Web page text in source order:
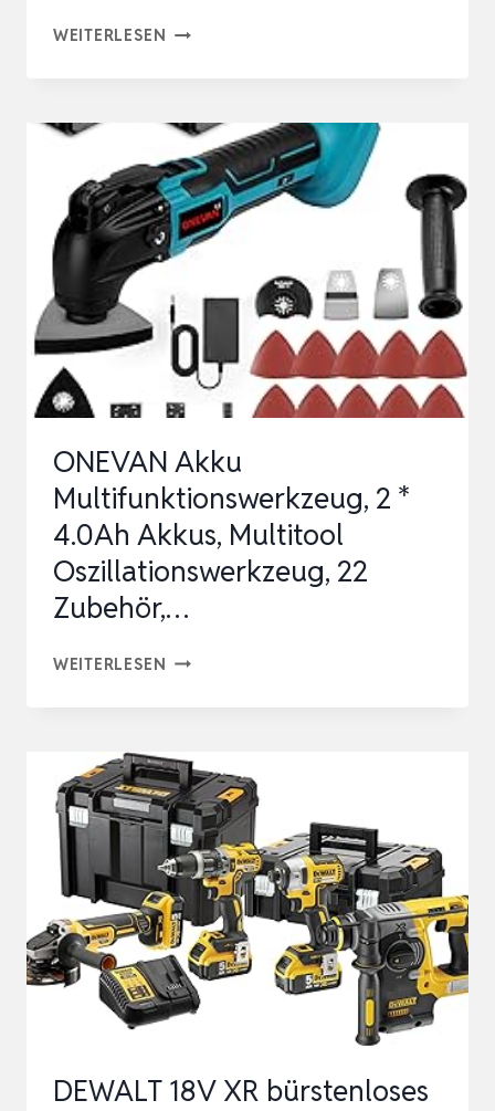
WEITERLESEN HARDELL
12V,
AKKU-
ROTATIONSWERKZEUG
MIT
5
VARIABLE
GESCHWINDIGKEIT
30…
ONEVAN Akku
Multifunktionswerkzeug, 2 *
4.0Ah Akkus, Multitool
Oszillationswerkzeug, 22
Zubehör,…
WEITERLESEN ONEVAN
2
*
4.0AH
AKKUS,
MULTITOOL
OSZILLATIONSWERKZEUG,
22
ZUBEHÖR,
…
DEWALT 18V XR bürstenloses